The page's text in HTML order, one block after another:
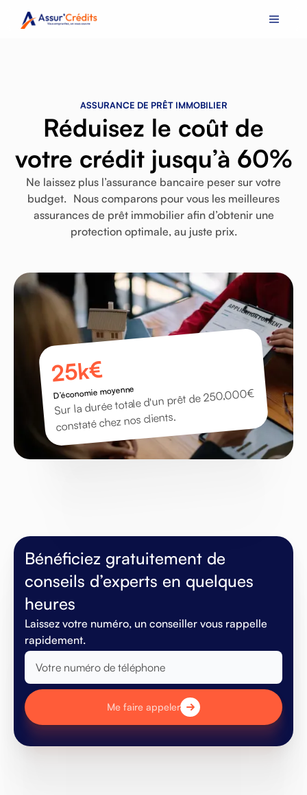
ASSURANCE DE PRÊT IMMOBILIER
Réduisez le coût de
votre crédit jusqu’à 60%
Ne laissez plus l’assurance bancaire peser sur votre
budget. Nous comparons pour vous les meilleures
assurances de prêt immobilier afin d’obtenir une
protection optimale, au juste prix.
25k€
D’économie moyenne
Sur la durée totale d'un prêt de 250,000€
constaté chez nos clients.
Bénéficiez gratuitement de
conseils d’experts en quelques
heures
Laissez votre numéro, un conseiller vous rappelle
rapidement.
Me faire appeler